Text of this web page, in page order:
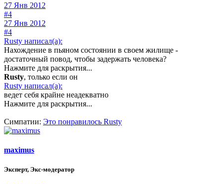
27 Янв 2012
#4
27 Янв 2012
#4
Rusty написал(а):
Нахождение в пьяном состоянии в своем жилище -
достаточный повод, чтобы задержать человека?
Нажмите для раскрытия...
Rusty, только если он
Rusty написал(а):
ведет себя крайне неадекватно
Нажмите для раскрытия...
Симпатии: Это понравилось Rusty
maximus
Эксперт, Экс-модератор